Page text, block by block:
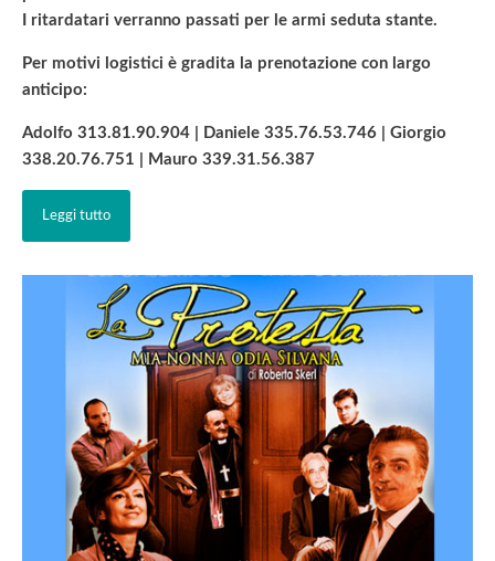
I ritardatari verranno passati per le armi seduta stante.
Per motivi logistici è gradita la prenotazione con largo
anticipo:
Adolfo 313.81.90.904 | Daniele 335.76.53.746 | Giorgio
338.20.76.751 | Mauro 339.31.56.387
Leggi tutto